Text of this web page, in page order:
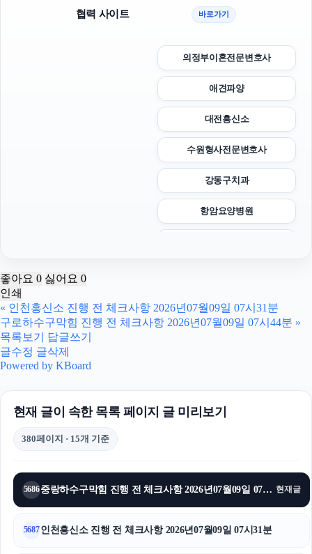
협력 사이트 바로가기
의정부이혼전문변호사
애견파양
대전흥신소
수원형사전문변호사
강동구치과
항암요양병원
구로하수구막힘
이혼전문변호사
좋아요 0 싫어요 0
인쇄
« 인천흥신소 진행 전 체크사항 2026년07월09일 07시31분
구로하수구막힘 진행 전 체크사항 2026년07월09일 07시44분 »
목록보기
답글쓰기
글수정 글삭제
Powered by KBoard
현재 글이 속한 목록 페이지 글 미리보기
380페이지 · 15개 기준
5686 중랑하수구막힘 진행 전 체크사항 2026년07월09일 07시38분 현재글
5687인천흥신소 진행 전 체크사항 2026년07월09일 07시31분